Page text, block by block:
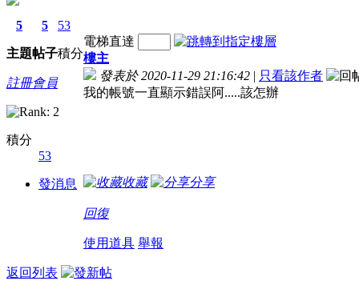
5
主題
5
帖子
53
積分
註冊會員
積分
53
發消息
電梯直達
樓主
發表於 2020-11-29 21:16:42 | 只看該作者
我的帳號一直顯示錯誤阿.....該怎辦
收藏 分享
回復
使用道具 舉報
返回列表